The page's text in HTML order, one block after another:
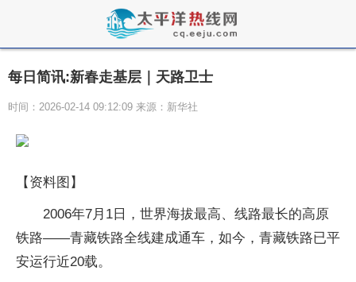
每日简讯:新春走基层｜天路卫士
时间：2026-02-14 09:12:09 来源：新华社
【资料图】
2006年7月1日，世界海拔最高、线路最长的高原
铁路——青藏铁路全线建成通车，如今，青藏铁路已平
安运行近20载。